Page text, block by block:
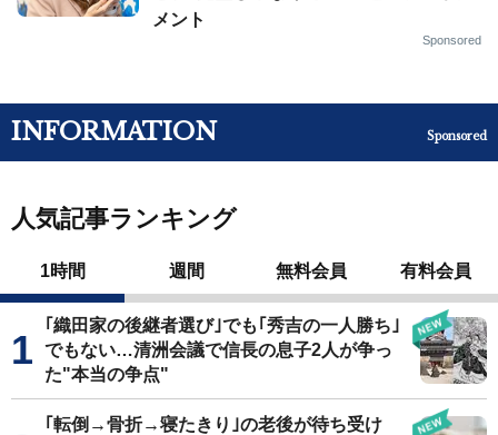
メント
Sponsored
INFORMATION Sponsored
人気記事ランキング
1時間 週間 無料会員 有料会員
｢織田家の後継者選び｣でも｢秀吉の一人勝ち｣
でもない…清洲会議で信長の息子2人が争っ
た"本当の争点"
｢転倒→骨折→寝たきり｣の老後が待ち受け